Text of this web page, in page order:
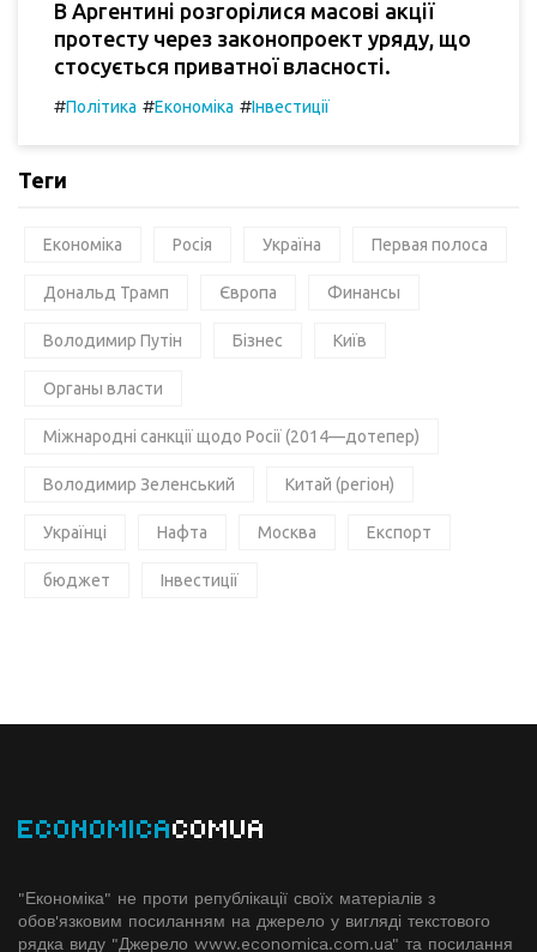
В Аргентині розгорілися масові акції
протесту через законопроект уряду, що
стосується приватної власності.
#Політика #Економіка #Інвестиції
Теги
Економіка Росія Україна Первая полоса
Дональд Трамп Європа Финансы
Володимир Путін Бізнес Київ
Органы власти
Міжнародні санкції щодо Росії (2014—дотепер)
Володимир Зеленський Китай (регіон)
Українці Нафта Москва Експорт
бюджет Інвестиції
ECONOMICACOMUA
"Економіка" не проти републікації своїх матеріалів з
обов'язковим посиланням на джерело у вигляді текстового
рядка виду "Джерело www.economiсa.com.ua" та посилання